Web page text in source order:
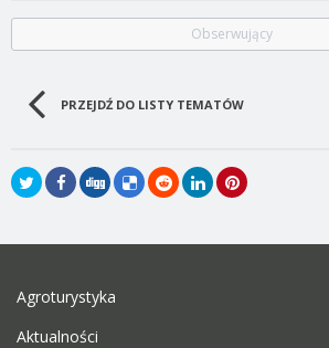
Obserwujący
PRZEJDŹ DO LISTY TEMATÓW
Agroturystyka
Aktualności